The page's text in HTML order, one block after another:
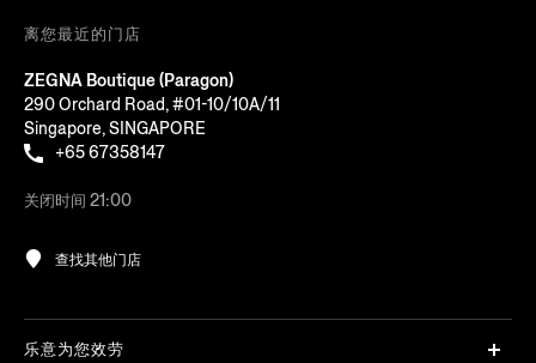
离您最近的门店
ZEGNA Boutique (Paragon)
290 Orchard Road, #01-10/10A/11
Singapore, SINGAPORE
+65 67358147
关闭时间 21:00
查找其他门店
乐意为您效劳